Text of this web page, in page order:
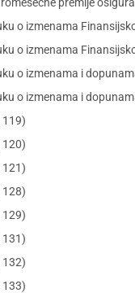
o izmenama
o izmenama
o izmenama i
o izmenama i
119)
120)
121)
128)
129)
131)
132)
133)